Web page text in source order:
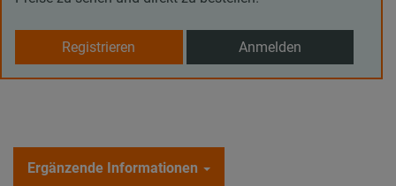
Registrieren Anmelden
Ergänzende Informationen